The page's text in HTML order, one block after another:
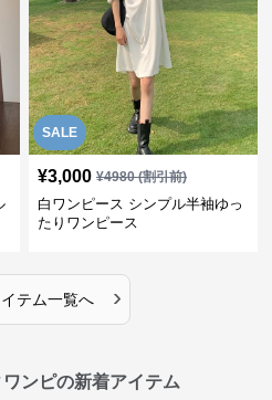
SALE
¥3,000 ¥4980(割引前)
白ワンピース シンプル半袖ゆっ
たりワンピース
テム一覧へ ›
ンピの新着アイテム